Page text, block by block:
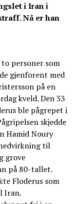
i Iran i
Nå er han
personer som
gjenforent med
på en
kveld. Den 33
ble pågrepet i
skjedde
Hamid Noury
til
grove
på 80-tallet.
Floderus som
Iran.